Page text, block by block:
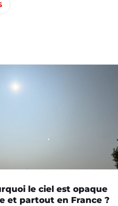
le ciel est opaque
et partout en France ?